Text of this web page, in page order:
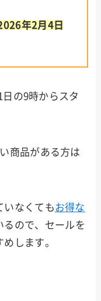
年2月4日
の9時からスタ
商品がある方は
いなくても お得な
るので、セールを
します。